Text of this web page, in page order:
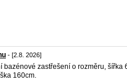
- [2.8. 2026]
bazénové zastřešení o rozměru, šířka
160cm.